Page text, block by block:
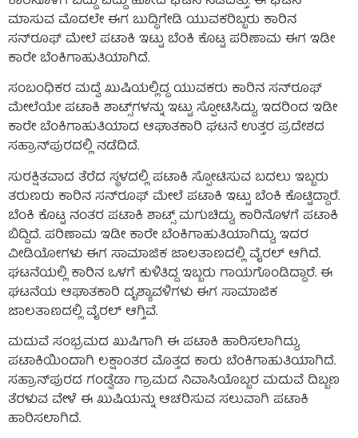
ಮಾಸುವ ಮೊದಲೇ ಈಗ ಬುದ್ಧಿಗೇಡಿ ಯುವಕರಿಬ್ಬರು ಕಾರಿನ
ಸನ್‌ರೂಫ್ ಮೇಲೆ ಪಟಾಕಿ ಇಟ್ಟು ಬೆಂಕಿ ಕೊಟ್ಟ ಪರಿಣಾಮ ಈಗ ಇಡೀ
ಕಾರೇ ಬೆಂಕಿಗಾಹುತಿಯಾಗಿದೆ.
ಸಂಬಂಧಿಕರ ಮದ್ವೆ ಖುಷಿಯಲ್ಲಿದ್ದ ಯುವಕರು ಕಾರಿನ ಸನ್‌ರೂಫ್‌
ಮೇಲೆಯೇ ಪಟಾಕಿ ಶಾಟ್ಸ್‌ಗಳನ್ನು ಇಟ್ಟು ಸ್ಪೋಟಿಸಿದ್ದು, ಇದರಿಂದ ಇಡೀ
ಕಾರೇ ಬೆಂಕಿಗಾಹುತಿಯಾದ ಆಘಾತಕಾರಿ ಘಟನೆ ಉತ್ತರ ಪ್ರದೇಶದ
ಸಹ್ರಾನ್‌ಪುರದಲ್ಲಿ ನಡೆದಿದೆ.
ಸುರಕ್ಷಿತವಾದ ತೆರೆದ ಸ್ಥಳದಲ್ಲಿ ಪಟಾಕಿ ಸ್ಪೋಟಿಸುವ ಬದಲು ಇಬ್ಬರು
ತರುಣರು ಕಾರಿನ ಸನ್‌ರೂಫ್ ಮೇಲೆ ಪಟಾಕಿ ಇಟ್ಟು ಬೆಂಕಿ ಕೊಟ್ಟಿದ್ದಾರೆ.
ಬೆಂಕಿ ಕೊಟ್ಟ ನಂತರ ಪಟಾಕಿ ಶಾಟ್ಸ್‌ ಮಗುಚಿದ್ದು, ಕಾರಿನೊಳಗೆ ಪಟಾಕಿ
ಬಿದ್ದಿದೆ. ಪರಿಣಾಮ ಇಡೀ ಕಾರೇ ಬೆಂಕಿಗಾಹುತಿಯಾಗಿದ್ದು, ಇದರ
ವೀಡಿಯೋಗಳು ಈಗ ಸಾಮಾಜಿಕ ಜಾಲತಾಣದಲ್ಲಿ ವೈರಲ್ ಆಗಿದೆ.
ಘಟನೆಯಲ್ಲಿ ಕಾರಿನ ಒಳಗೆ ಕುಳಿತಿದ್ದ ಇಬ್ಬರು ಗಾಯಗೊಂಡಿದ್ದಾರೆ. ಈ
ಘಟನೆಯ ಆಘಾತಕಾರಿ ದೃಶ್ಯಾವಳಿಗಳು ಈಗ ಸಾಮಾಜಿಕ
ಜಾಲತಾಣದಲ್ಲಿ ವೈರಲ್ ಆಗ್ತಿವೆ.
ಮದುವೆ ಸಂಭ್ರಮದ ಖುಷಿಗಾಗಿ ಈ ಪಟಾಕಿ ಹಾರಿಸಲಾಗಿದ್ದು,
ಪಟಾಕಿಯಿಂದಾಗಿ ಲಕ್ಷಾಂತರ ಮೊತ್ತದ ಕಾರು ಬೆಂಕಿಗಾಹುತಿಯಾಗಿದೆ.
ಸಹ್ರಾನ್‌ಪುರದ ಗಂಡ್ವೆಡಾ ಗ್ರಾಮದ ನಿವಾಸಿಯೊಬ್ಬರ ಮದುವೆ ದಿಬ್ಬಣ
ತೆರಳುವ ವೇಳೆ ಈ ಖುಷಿಯನ್ನು ಆಚರಿಸುವ ಸಲುವಾಗಿ ಪಟಾಕಿ
ಹಾರಿಸಲಾಗಿದೆ.